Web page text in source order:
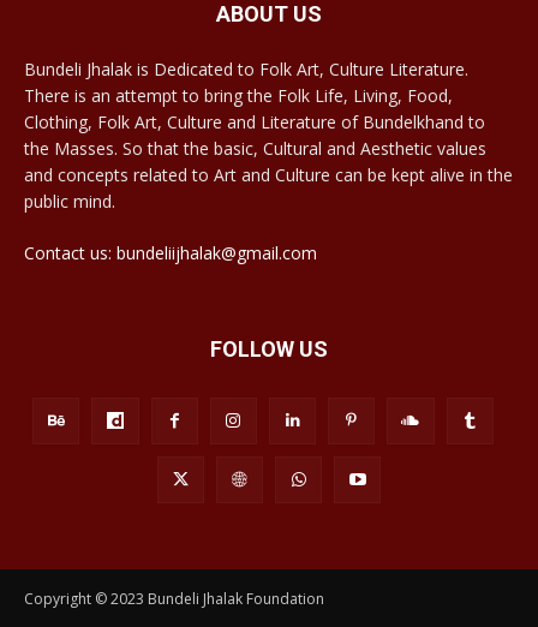
ABOUT US
Bundeli Jhalak is Dedicated to Folk Art, Culture Literature.
There is an attempt to bring the Folk Life, Living, Food,
Clothing, Folk Art, Culture and Literature of Bundelkhand to
the Masses. So that the basic, Cultural and Aesthetic values
and concepts related to Art and Culture can be kept alive in the
public mind.
Contact us: bundeliijhalak@gmail.com
FOLLOW US
Copyright © 2023 Bundeli Jhalak Foundation